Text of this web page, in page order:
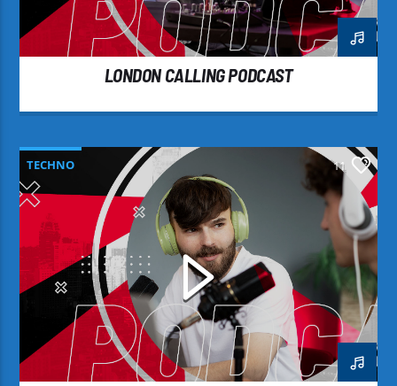
LONDON CALLING PODCAST
TECHNO 11